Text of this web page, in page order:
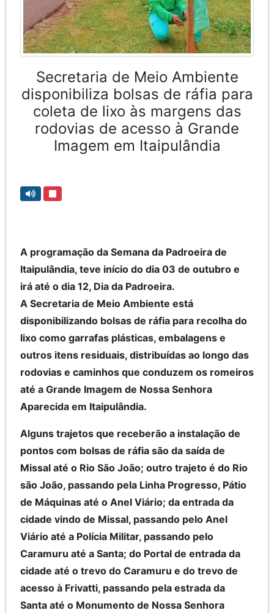
Secretaria de Meio Ambiente
disponibiliza bolsas de ráfia para
coleta de lixo às margens das
rodovias de acesso à Grande
Imagem em Itaipulândia
A programação da Semana da Padroeira de
Itaipulândia, teve início do dia 03 de outubro e
irá até o dia 12, Dia da Padroeira.
A Secretaria de Meio Ambiente está
disponibilizando bolsas de ráfia para recolha do
lixo como garrafas plásticas, embalagens e
outros itens residuais, distribuídas ao longo das
rodovias e caminhos que conduzem os romeiros
até a Grande Imagem de Nossa Senhora
Aparecida em Itaipulândia.
Alguns trajetos que receberão a instalação de
pontos com bolsas de ráfia são da saída de
Missal até o Rio São João; outro trajeto é do Rio
são João, passando pela Linha Progresso, Pátio
de Máquinas até o Anel Viário; da entrada da
cidade vindo de Missal, passando pelo Anel
Viário até a Polícia Militar, passando pelo
Caramuru até a Santa; do Portal de entrada da
cidade até o trevo do Caramuru e do trevo de
acesso à Frivatti, passando pela estrada da
Santa até o Monumento de Nossa Senhora